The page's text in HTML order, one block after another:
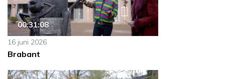
00:31:08
16 juni 2026
Brabant